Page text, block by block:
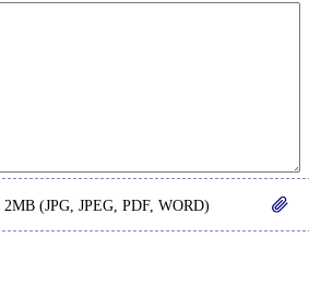
(JPG, JPEG, PDF, WORD)